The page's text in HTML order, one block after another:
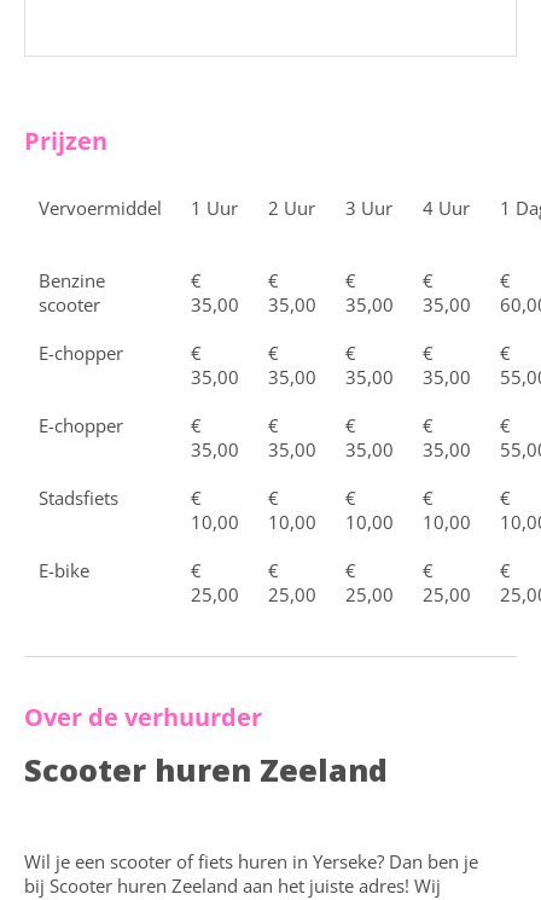
Prijzen
Vervoermiddel 1 Uur 2 Uur 3 Uur 4 Uur 1
Benzine
scooter
€
35,00
€
35,00
€
35,00
€
35,00
€
E-chopper
€
35,00
€
35,00
€
35,00
€
35,00
€
E-chopper
€
35,00
€
35,00
€
35,00
€
35,00
€
Stadsfiets
€
10,00
€
10,00
€
10,00
€
10,00
€
E-bike
€
25,00
€
25,00
€
25,00
€
25,00
€
Over de verhuurder
Scooter huren Zeeland
Wil je een scooter of fiets huren in Yerseke? Dan ben je
bij Scooter huren Zeeland aan het juiste adres! Wij